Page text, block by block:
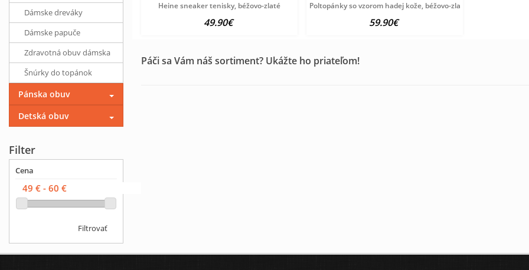
Heine sneaker tenisky, béžovo-zlaté
49.90€
Poltopánky so vzorom hadej kože, béžovo-zlaté
59.90€
Páči sa Vám náš sortiment? Ukážte ho priateľom!
Dámske dreváky
Dámske papuče
Zdravotná obuv dámska
Šnúrky do topánok
Pánska obuv
Detská obuv
Filter
Cena
Filtrovať